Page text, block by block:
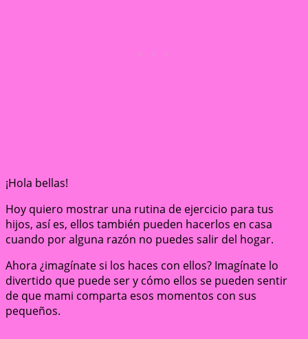
¡Hola bellas!
Hoy quiero mostrar una rutina de ejercicio para tus
hijos, así es, ellos también pueden hacerlos en casa
cuando por alguna razón no puedes salir del hogar.
Ahora ¿imagínate si los haces con ellos? Imagínate lo
divertido que puede ser y cómo ellos se pueden sentir
de que mami comparta esos momentos con sus
pequeños.